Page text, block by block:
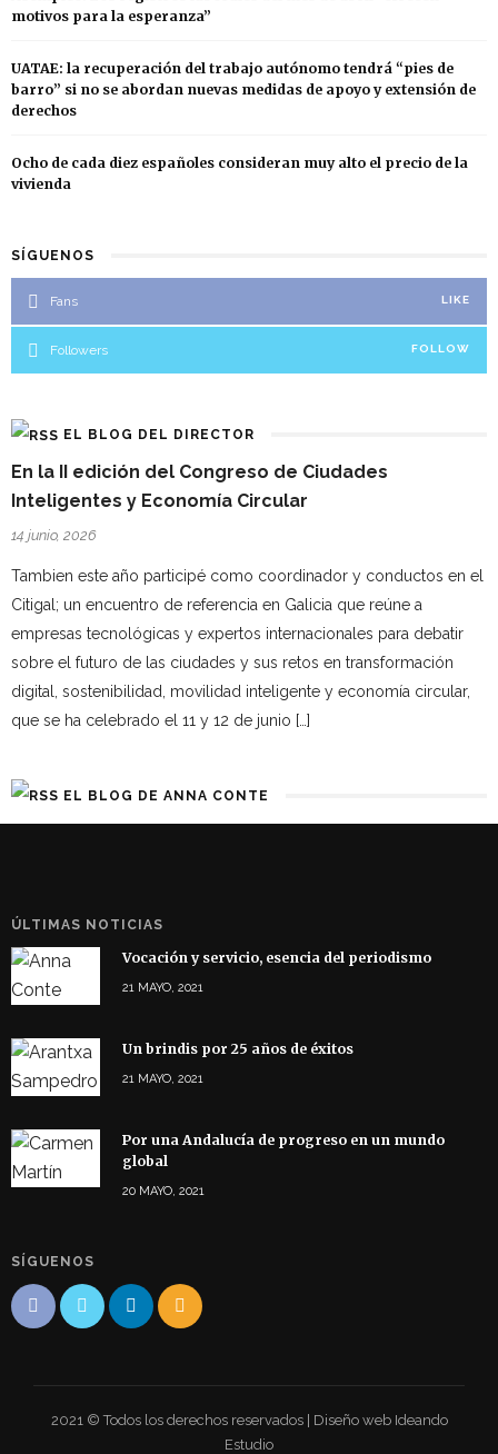
motivos para la esperanza”
UATAE: la recuperación del trabajo autónomo tendrá “pies de
barro” si no se abordan nuevas medidas de apoyo y extensión de
derechos
Ocho de cada diez españoles consideran muy alto el precio de la
vivienda
SÍGUENOS
Fans LIKE
Followers FOLLOW
EL BLOG DEL DIRECTOR
En la II edición del Congreso de Ciudades
Inteligentes y Economía Circular
14 junio, 2026
Tambien este año participé como coordinador y conductos en el
Citigal; un encuentro de referencia en Galicia que reúne a
empresas tecnológicas y expertos internacionales para debatir
sobre el futuro de las ciudades y sus retos en transformación
digital, sostenibilidad, movilidad inteligente y economía circular,
que se ha celebrado el 11 y 12 de junio […]
EL BLOG DE ANNA CONTE
ÚLTIMAS NOTICIAS
Vocación y servicio, esencia del periodismo
21 MAYO, 2021
Un brindis por 25 años de éxitos
21 MAYO, 2021
Por una Andalucía de progreso en un mundo
global
20 MAYO, 2021
SÍGUENOS
2021 © Todos los derechos reservados | Diseño web Ideando
Estudio